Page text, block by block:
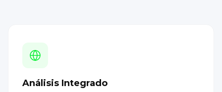
Análisis Integrado